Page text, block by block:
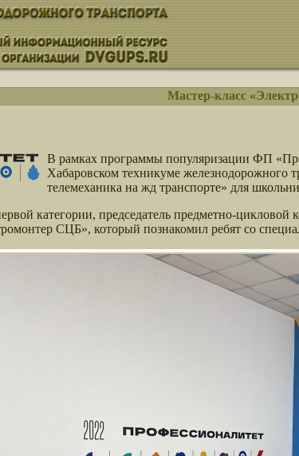
Мастер-класс
В рамках программы популяризации ФП
Хабаровском техникуме железнодорожного
телемеханика на жд транспорте» для
категории, председатель предметно-
СЦБ», который познакомил ребят со